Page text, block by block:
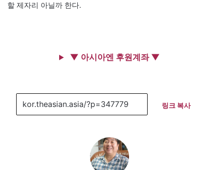
할 제자리 아닐까 한다.
▼ 아시아엔 후원계좌 ▼
링크 복사